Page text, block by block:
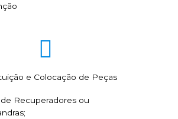
e Colocação de Peças
Recuperadores ou